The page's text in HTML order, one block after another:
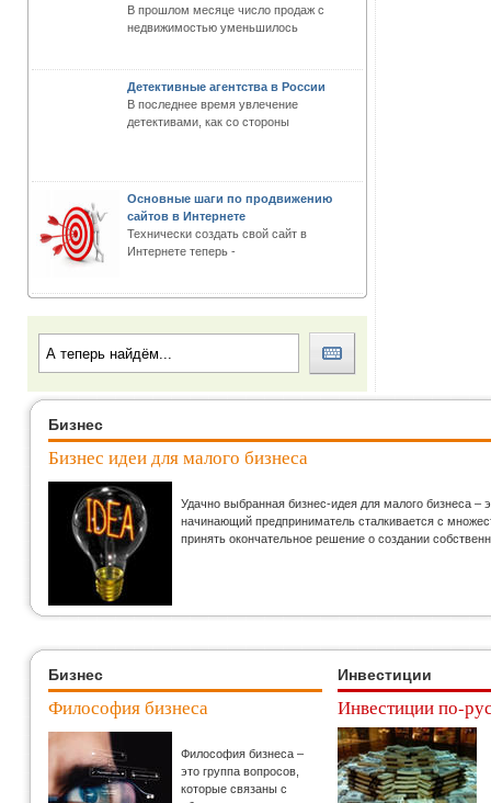
В прошлом месяце число продаж с
недвижимостью уменьшилось
Детективные агентства в России
В последнее время увлечение
детективами, как со стороны
Основные шаги по продвижению
сайтов в Интернете
Технически создать свой сайт в
Интернете теперь -
Бизнес
Бизнес идеи для малого бизнеса
Удачно выбранная бизнес-идея для малого бизнеса
начинающий предприниматель сталкивается с
принять окончательное решение о создании
Бизнес
Философия бизнеса
Философия бизнеса –
это группа вопросов,
которые связаны с
Инвестиции
Инвестиции по-